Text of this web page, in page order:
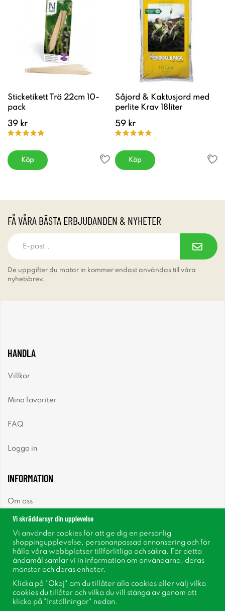
Sticketikett Trä 22cm 10-
pack
39 kr
Köp
Såjord & Kaktusjord med
perlite Krav 18liter
59 kr
Köp
FÅ VÅRA BÄSTA ERBJUDANDEN & NYHETER
De uppgifter du matar in kommer endast användas till våra
nyhetsbrev.
HANDLA
Villkor
Mina favoriter
FAQ
Logga in
INFORMATION
Om oss
Nyhetsbrev
Om cookies
Inspiration
Vi skräddarsyr din upplevelse
Vi använder cookies för att ge dig en personlig
shoppingupplevelse, personanpassad annonsering och för
hålla våra webbplatser tillförlitliga och säkra. För detta
ändamål samlar vi in information om användarna, deras
mönster och deras enheter.
Klicka på "Okej" om du tillåter alla cookies eller välj vilka
cookies du tillåter och vilka du vill stänga av genom att
klicka på "Inställningar" nedan.